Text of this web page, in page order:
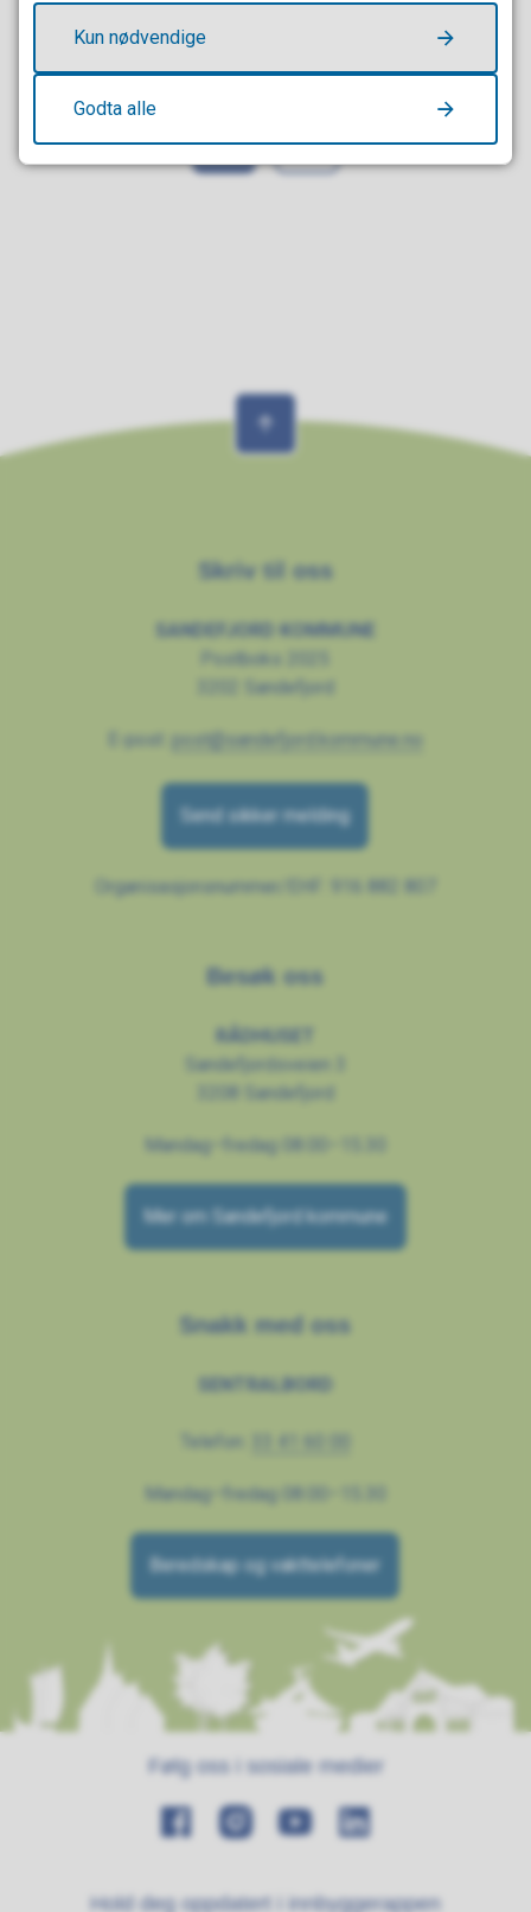
Fant du det du lette etter?
Ja Nei
Skriv til oss
SANDEFJORD KOMMUNE
3202 Sandefjord
post@sandefjord.kommune.no
Send sikker melding
Organisasjonsnummer/EHF: 916 882 807
Besøk oss
Sandefjordsveien 3
3208 Sandefjord
Mandag–fredag 08.00–15.30
Mer om Sandefjord kommune
Snakk med oss
SENTRALBORD
Telefon:
Mandag–fredag 08.00–15.30
Beredskap og vakttelefoner
Følg oss i sosiale medier
Hold deg oppdatert i innbyggerappen
Kun nødvendige
Godta alle